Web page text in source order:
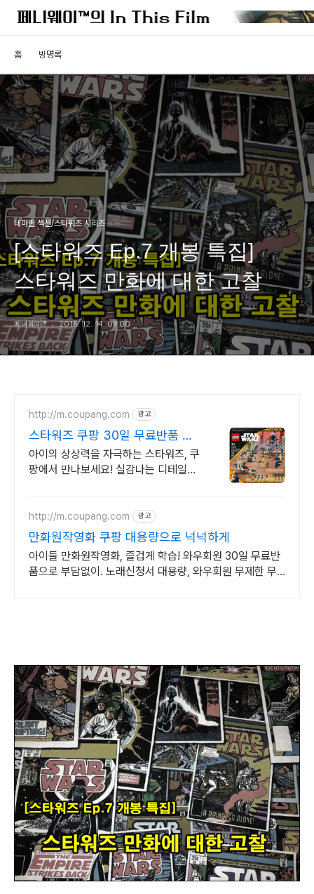
홈 방명록
테마별 섹션/스타워즈 시리즈
[스타워즈 Ep.7 개봉 특집]
스타워즈 만화에 대한 고찰
페니웨이™ 2015. 12. 14. 09:00
http://m.coupang.com 광고
스타워즈 쿠팡 30일 무료반품 안
심 구매
아이의 상상력을 자극하는 스타워즈, 쿠
팡에서 만나보세요! 실감나는 디테일의
http://m.coupang.com 광고
만화원작영화 쿠팡 대용량으로 넉넉하게
아이들 만화원작영화, 즐겁게 학습! 와우회원 30일 무료반
품으로 부담없이. 노래신청서 대용량, 와우회원 무제한 무